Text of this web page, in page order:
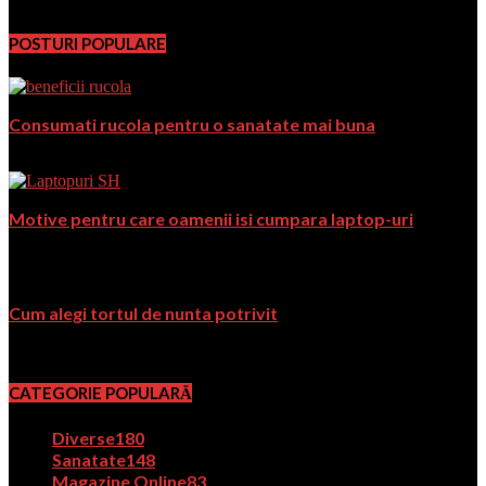
POSTURI POPULARE
Consumati rucola pentru o sanatate mai buna
Motive pentru care oamenii isi cumpara laptop-uri
Cum alegi tortul de nunta potrivit
CATEGORIE POPULARĂ
Diverse180
Sanatate148
Magazine Online83